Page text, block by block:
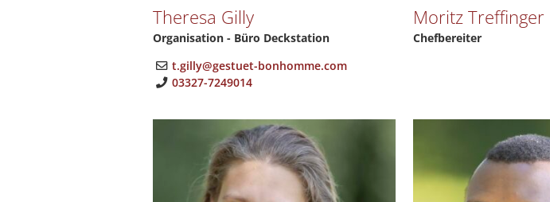
Theresa Gilly
Organisation - Büro Deckstation
t.gilly@gestuet-bonhomme.com
03327-7249014
Moritz Treffinger
Chefbereiter